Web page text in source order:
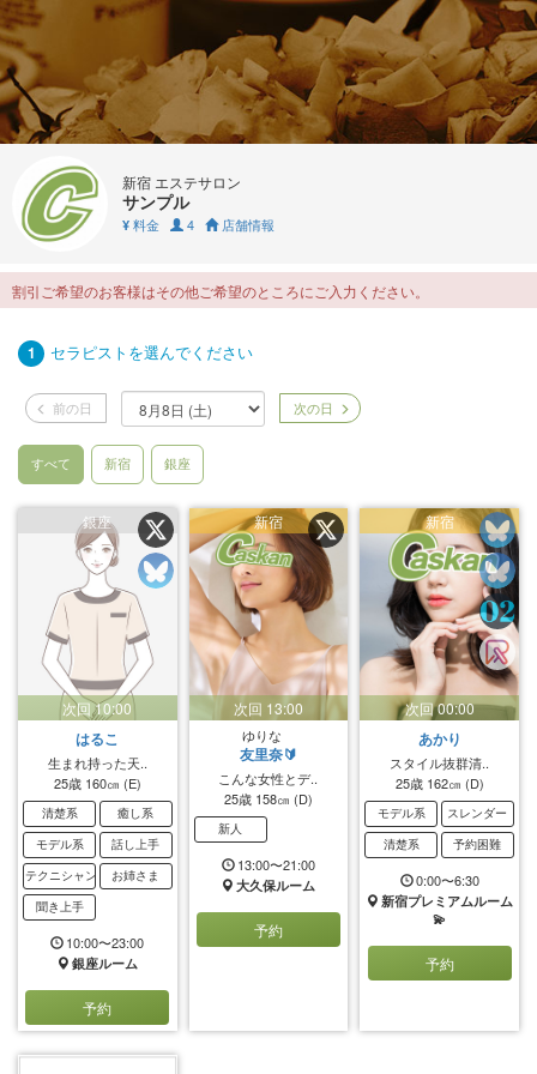
新宿 エステサロン
サンプル
¥ 料金 4 店舗情報
割引ご希望のお客様はその他ご希望のところにご入力ください。
1 セラピストを選んでください
前の日 次の日
すべて 新宿 銀座
次回 10:00
銀座
はるこ
生まれ持った天..
25歳 160㎝ (E)
清楚系 癒し系
モデル系 話し上手
テクニシャン お姉さま
聞き上手
10:00〜23:00
銀座ルーム
予約
次回 13:00
新宿
ゆりな
友里奈🔰
こんな女性とデ..
25歳 158㎝ (D)
新人
13:00〜21:00
大久保ルーム
予約
次回 00:00
新宿
あかり
スタイル抜群清..
25歳 162㎝ (D)
モデル系 スレンダー
清楚系 予約困難
0:00〜6:30
新宿プレミアムルーム
💫
予約